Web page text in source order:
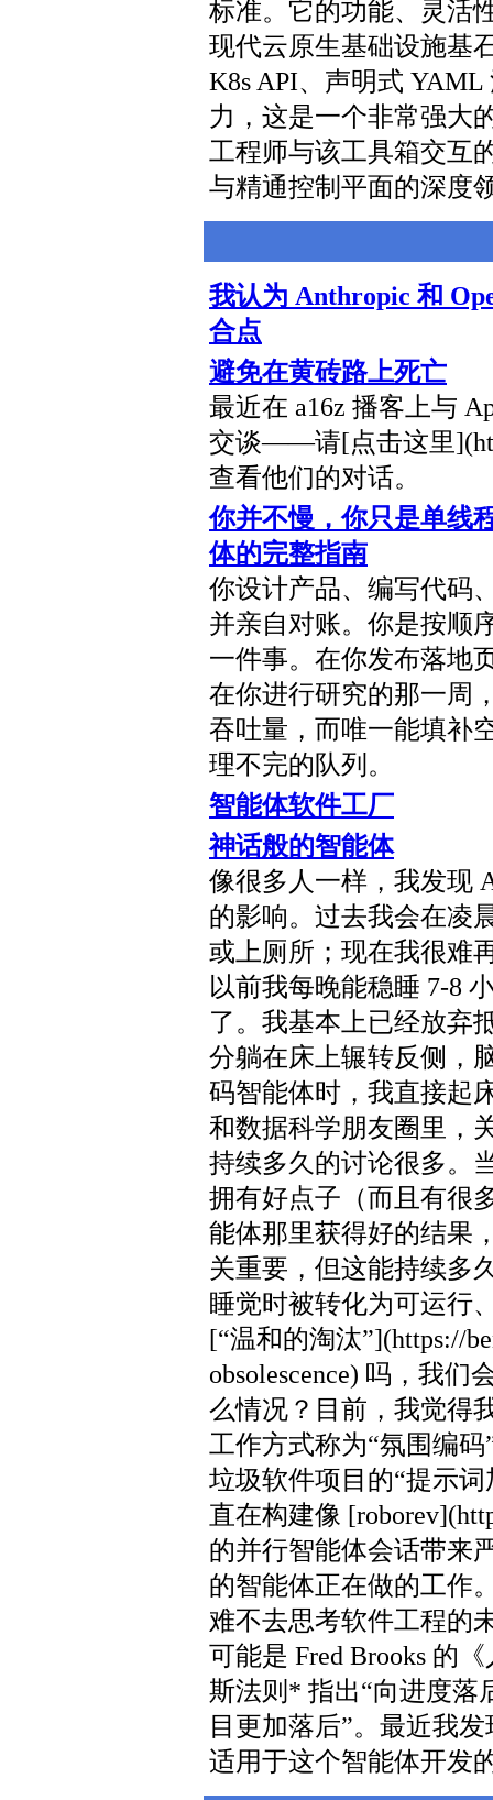
标准。它的功能、灵活
现代云原生基础设施基
K8s API、声明式
力，这是一个非常强大
工程师与该工具箱交互
与精通控制平面的深度
我认为 Anthropic 和
合点
避免在黄砖路上死亡
最近在 a16z 播客上与
交谈——请[点击这里
查看他们的对话。
你并不慢，你只是单线
体的完整指南
你设计产品、编写代码
并亲自对账。你是按顺
一件事。在你发布落地
在你进行研究的那一周
吞吐量，而唯一能填补
理不完的队列。
智能体软件工厂
神话般的智能体
像很多人一样，我发现
的影响。过去我会在凌
或上厕所；现在我很难
以前我每晚能稳睡 7-8
了。我基本上已经放弃
分躺在床上辗转反侧，
码智能体时，我直接起
和数据科学朋友圈里，
持续多久的讨论很多。
拥有好点子（而且有很
能体那里获得好的结果
关重要，但这能持续多
睡觉时被转化为可运行
[“温和的淘汰”](https://
obsolescence) 吗，我
么情况？目前，我觉得
工作方式称为“氛围编
垃圾软件项目的“提示
直在构建像
的并行智能体会话带来
的智能体正在做的工作
难不去思考软件工程的
可能是 Fred Brooks 的
斯法则* 指出“向进度落
目更加落后”。最近我
适用于这个智能体开发